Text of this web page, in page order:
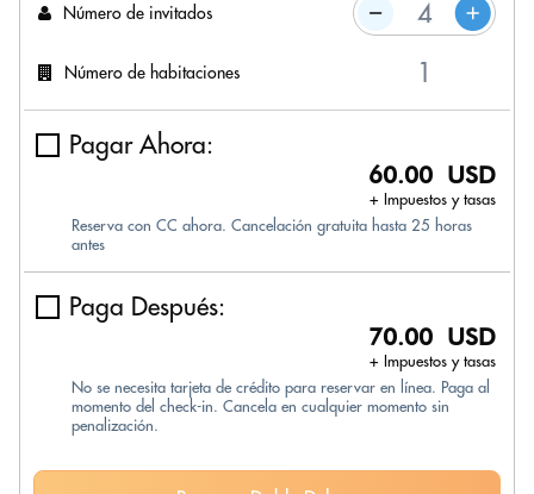
Número de invitados
Número de habitaciones
Pagar Ahora:
60.00 USD
+ Impuestos y tasas
Reserva con CC ahora. Cancelación gratuita hasta 25 horas
antes
Paga Después:
70.00 USD
+ Impuestos y tasas
No se necesita tarjeta de crédito para reservar en línea. Paga al
momento del check-in. Cancela en cualquier momento sin
penalización.